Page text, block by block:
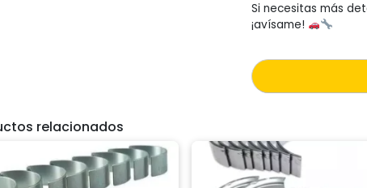
Si necesitas más
¡avísame!
relacionados